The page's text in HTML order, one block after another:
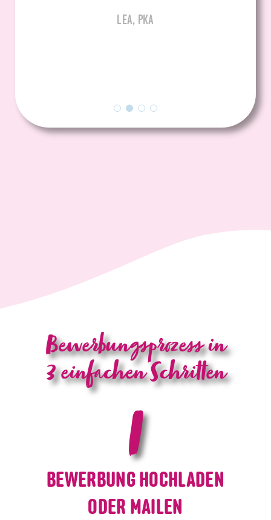
LEA, PKA
Bewerbungsprozess in
3 einfachen Schritten
1
BEWERBUNG HOCHLADEN
ODER MAILEN